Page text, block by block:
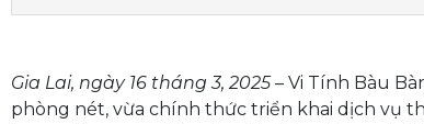
Gia Lai, ngày 16 tháng 3, 2025– Vi Tính Bàu
phòng nét, vừa chính thức triển khai dịch vụ